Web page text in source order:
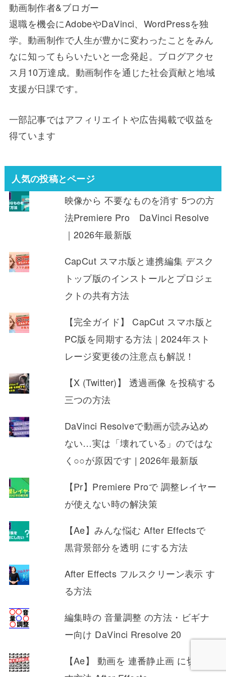
動画制作者&ブロガー
退職を機会にAdobeやDaVinci、WordPressを独
学。動画制作で人生が豊かに変わったことをみん
なに知ってもらいたいと一念発起。ブログアクセ
ス月10万達成。動画制作を通じた社会貢献と地域
支援が日課です。
一部記事ではアフィリエイトや広告掲載で収益を
得ています
人気の投稿とページ
映像から 不要なものを消す 5つの方
法Premiere Pro DaVinci Resolve
｜2026年最新版
CapCut スマホ版と連携編集 デスク
トップ版のインストールとプロジェ
クトの共有方法
【完全ガイド】 CapCut スマホ版と
PC版を同期する方法｜2024年スト
レージ変更後の注意点も解説！
【X (Twitter)】 透過画像 を投稿する
三つの方法
DaVinci Resolveで動画が読み込め
ない…実は「壊れている」のではな
く○○が原因です | 2026年最新版
【Pr】Premiere Proで 調整レイヤー
が使えない時の解決策
【Ae】みんな悩む After Effectsで
黒背景部分を透明 にする方法
After Effects フルスクリーン表示 す
る方法
編集時の 音量調整 の方法・ビギナ
ー向け DaVinci Rresolve 20
【Ae】 動画を 連番静止画 に切り出